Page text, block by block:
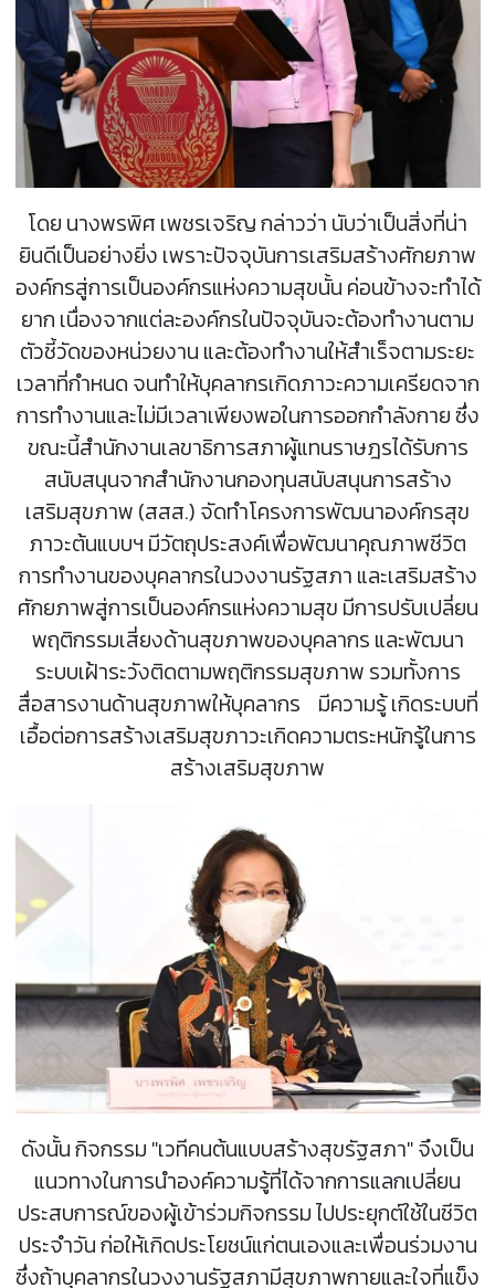
โดย นางพรพิศ เพชรเจริญ กล่าวว่า นับว่าเป็นสิ่งที่น่า
ยินดีเป็นอย่างยิ่ง เพราะปัจจุบันการเสริมสร้างศักยภาพ
องค์กรสู่การเป็นองค์กรแห่งความสุขนั้น ค่อนข้างจะทำได้
ยาก เนื่องจากแต่ละองค์กรในปัจจุบันจะต้องทำงานตาม
ตัวชี้วัดของหน่วยงาน และต้องทำงานให้สำเร็จตามระยะ
เวลาที่กำหนด จนทำให้บุคลากรเกิดภาวะความเครียดจาก
การทำงานและไม่มีเวลาเพียงพอในการออกกำลังกาย ซึ่ง
ขณะนี้สำนักงานเลขาธิการสภาผู้แทนราษฎรได้รับการ
สนับสนุนจากสำนักงานกองทุนสนับสนุนการสร้าง
เสริมสุขภาพ (สสส.) จัดทำโครงการพัฒนาองค์กรสุข
ภาวะต้นแบบฯ มีวัตถุประสงค์เพื่อพัฒนาคุณภาพชีวิต
การทำงานของบุคลากรในวงงานรัฐสภา และเสริมสร้าง
ศักยภาพสู่การเป็นองค์กรแห่งความสุข มีการปรับเปลี่ยน
พฤติกรรมเสี่ยงด้านสุขภาพของบุคลากร และพัฒนา
ระบบเฝ้าระวังติดตามพฤติกรรมสุขภาพ รวมทั้งการ
สื่อสารงานด้านสุขภาพให้บุคลากร มีความรู้ เกิดระบบที่
เอื้อต่อการสร้างเสริมสุขภาวะเกิดความตระหนักรู้ในการ
สร้างเสริมสุขภาพ
ดังนั้น กิจกรรม "เวทีคนต้นแบบสร้างสุขรัฐสภา" จึงเป็น
แนวทางในการนำองค์ความรู้ที่ได้จากการแลกเปลี่ยน
ประสบการณ์ของผู้เข้าร่วมกิจกรรม ไปประยุกต์ใช้ในชีวิต
ประจำวัน ก่อให้เกิดประโยชน์แก่ตนเองและเพื่อนร่วมงาน
ซึ่งถ้าบุคลากรในวงงานรัฐสภามีสุขภาพกายและใจที่แข็ง